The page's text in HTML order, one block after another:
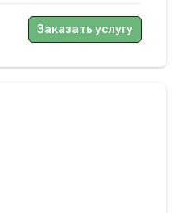
Заказать услугу